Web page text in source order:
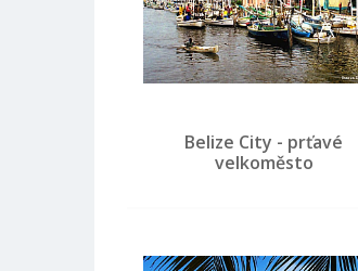
Belize City - prťavé
velkoměsto